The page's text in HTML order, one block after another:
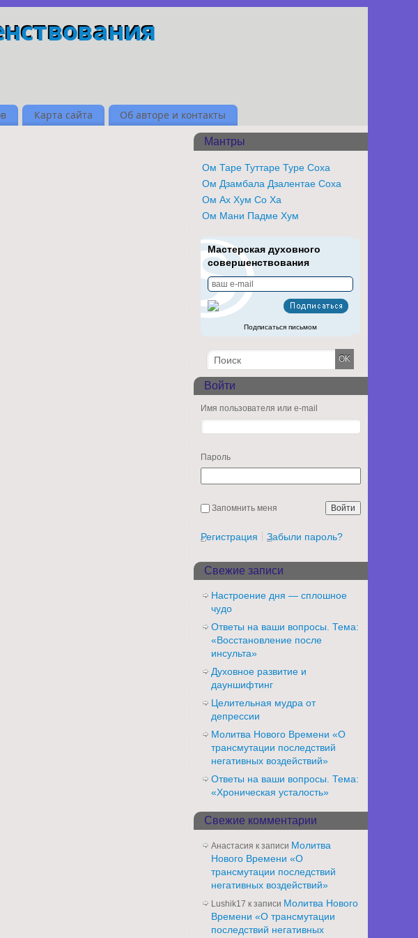
Карта сайта Об авторе и контакты
Мантры
Ом Таре Туттаре Туре Соха
Ом Дзамбала Дзалентае Соха
Ом Ах Хум Со Ха
Ом Мани Падме Хум
Мастерская духовного
совершенствования
Подписаться письмом
Войти
Имя пользователя или e-mail
Пароль
Запомнить меня
Регистрация Забыли пароль?
Свежие записи
Настроение дня — сплошное
чудо
Ответы на ваши вопросы. Тема:
«Восстановление после
инсульта»
Духовное развитие и
дауншифтинг
Целительная мудра от
депрессии
Молитва Нового Времени «О
трансмутации последствий
негативных воздействий»
Ответы на ваши вопросы. Тема:
«Хроническая усталость»
Свежие комментарии
Анастасия к записи Молитва
Нового Времени «О
трансмутации последствий
негативных воздействий»
Lushik17 к записи Молитва Нового
Времени «О трансмутации
последствий негативных